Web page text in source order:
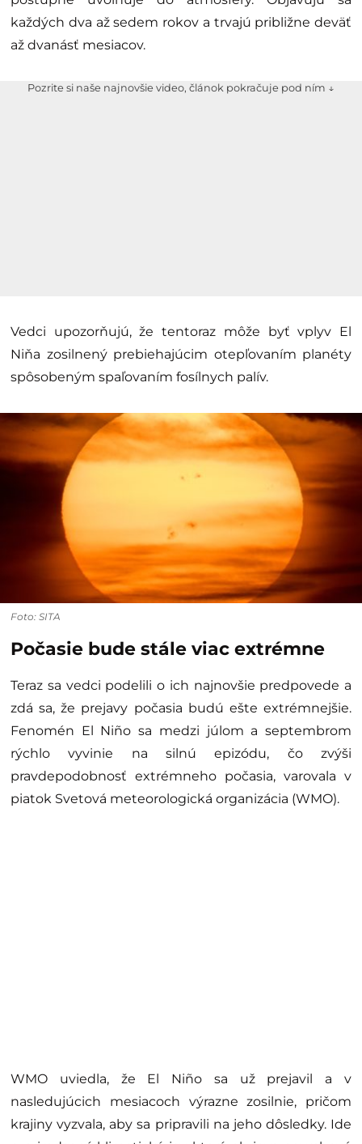
každých dva až sedem rokov a trvajú približne deväť
až dvanásť mesiacov.
Pozrite si naše najnovšie video, článok pokračuje pod ním ↓
Vedci upozorňujú, že tentoraz môže byť vplyv El
Niňa zosilnený prebiehajúcim otepľovaním planéty
spôsobeným spaľovaním fosílnych palív.
Foto: SITA
Počasie bude stále viac extrémne
Teraz sa vedci podelili o ich najnovšie predpovede a
zdá sa, že prejavy počasia budú ešte extrémnejšie.
Fenomén El Niño sa medzi júlom a septembrom
rýchlo vyvinie na silnú epizódu, čo zvýši
pravdepodobnosť extrémneho počasia, varovala v
piatok Svetová meteorologická organizácia (WMO).
WMO uviedla, že El Niño sa už prejavil a v
nasledujúcich mesiacoch výrazne zosilnie, pričom
krajiny vyzvala, aby sa pripravili na jeho dôsledky. Ide